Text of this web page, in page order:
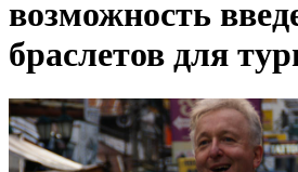
возможность
браслетов для